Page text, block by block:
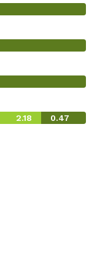
2.18 0.47